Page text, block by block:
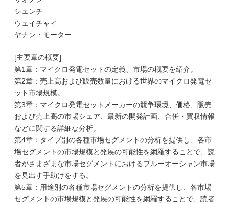
シェンチ
ウェイチャイ
ヤナン・モーター
[主要章の概要]
第1章：マイクロ発電セットの定義、市場の概要を紹介。
第2章：売上高および販売数量における世界のマイクロ発電セ
ット市場規模。
第3章：マイクロ発電セットメーカーの競争環境、価格、販売
および売上高の市場シェア、最新の開発計画、合併・買収情報
などに関する詳細な分析。
第4章：タイプ別の各種市場セグメントの分析を提供し、各市
場セグメントの市場規模と発展の可能性を網羅することで、読
者がさまざまな市場セグメントにおけるブルーオーシャン市場
を見出す手助けをする。
第5章：用途別の各種市場セグメントの分析を提供し、各市場
セグメントの市場規模と発展の可能性を網羅することで、読者